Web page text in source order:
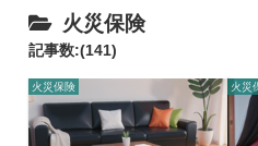
火災保険
記事数:(141)
火災保険 火災